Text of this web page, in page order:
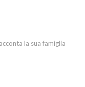
la sua famiglia